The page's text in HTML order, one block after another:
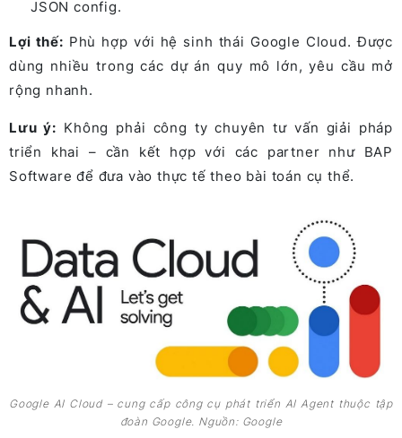
JSON config.
Lợi thế: Phù hợp với hệ sinh thái Google Cloud. Được
dùng nhiều trong các dự án quy mô lớn, yêu cầu mở
rộng nhanh.
Lưu ý: Không phải công ty chuyên tư vấn giải pháp
triển khai – cần kết hợp với các partner như BAP
Software để đưa vào thực tế theo bài toán cụ thể.
Google AI Cloud – cung cấp công cụ phát triển AI Agent thuộc tập
đoàn Google. Nguồn: Google